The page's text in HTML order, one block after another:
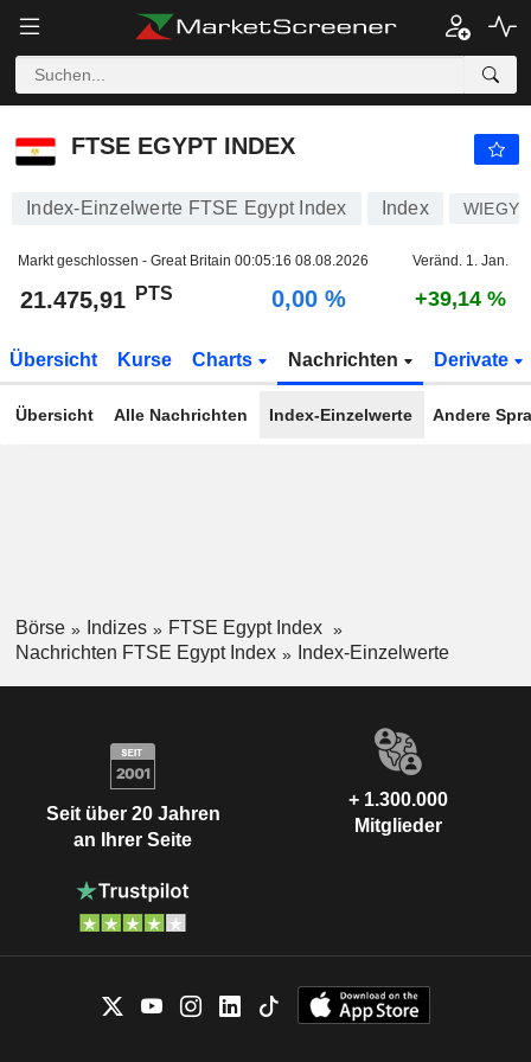
FTSE EGYPT INDEX
FTSE EGYPT INDEX
Index-Einzelwerte FTSE Egypt Index Index WIEGY
Markt geschlossen - Great Britain 00:05:16 08.08.2026 Veränd. 1. Jan.
21.475,91 PTS 0,00 % +39,14 %
Übersicht Kurse Charts Nachrichten Derivate
Übersicht Alle Nachrichten Index-Einzelwerte Andere
Börse Indizes
FTSE Egypt Index
Nachrichten FTSE Egypt Index
Index-Einzelwerte
Seit über 20 Jahren
an Ihrer Seite
+ 1.300.000
Mitglieder